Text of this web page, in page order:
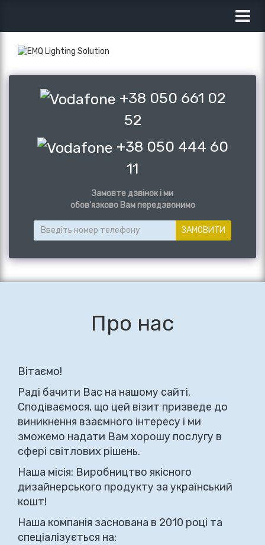
+38 050 661 02
52
+38 050 444 60
11
Замовте дзвінок і ми
обов'язково Вам передзвонимо
ЗАМОВИТИ
Про нас
Вітаємо!
Раді бачити Вас на нашому сайті.
Сподіваємося, що цей візит призведе до
виникнення взаємного інтересу і ми
зможемо надати Вам хорошу послугу в
сфері світлових рішень.
Наша місія: Виробництво якісного
дизайнерського продукту за український
кошт!
Наша компанія заснована в 2010 році та
спеціалізується на: